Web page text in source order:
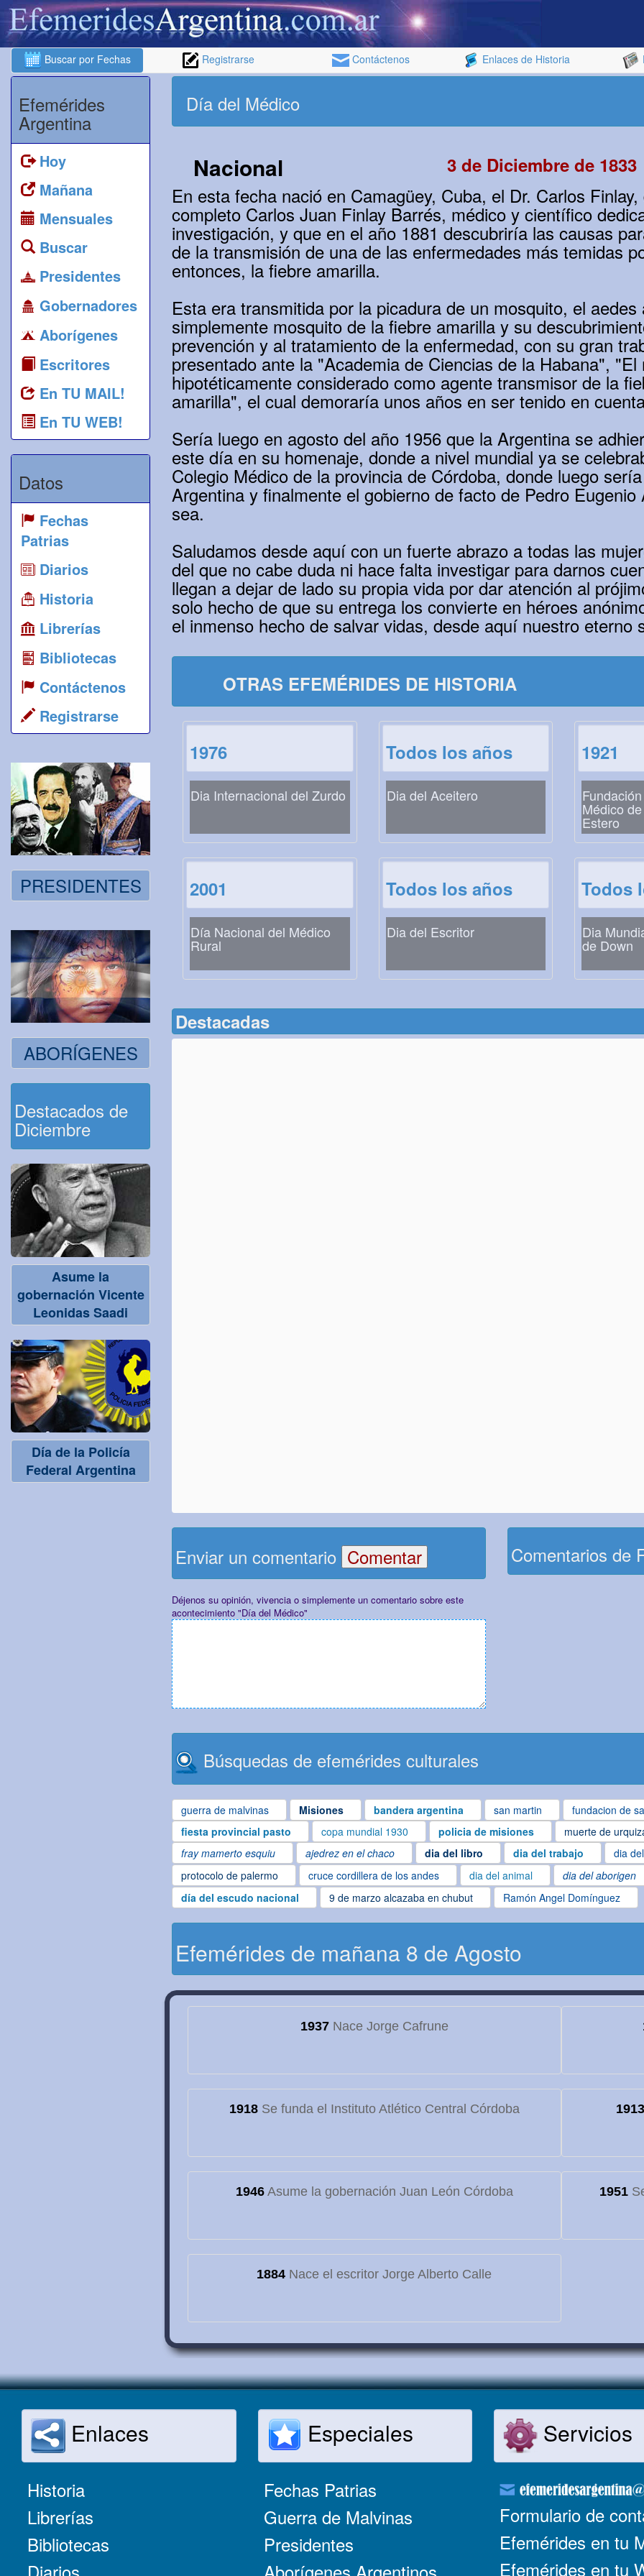
Buscar por Fechas Registrarse Contáctenos Enlaces de Historia
Efemérides
Argentina
Hoy
Mañana
Mensuales
Buscar
Presidentes
Gobernadores
Aborígenes
Escritores
En TU MAIL!
En TU WEB!
Datos
Fechas
Patrias
Diarios
Historia
Librerías
Bibliotecas
Contáctenos
Registrarse
PRESIDENTES
ABORÍGENES
Destacados de
Diciembre
Asume la
gobernación Vicente
Leonidas Saadi
Día de la Policía
Federal Argentina
Día del Médico
Nacional 3 de Diciembre de 1833
En esta fecha nació en Camagüey, Cuba, el Dr. Carlos
completo Carlos Juan Finlay Barrés, médico y científico
investigación, y que en el año 1881 descubriría las causas
de la transmisión de una de las enfermedades más temidas
entonces, la fiebre amarilla.
Esta era transmitida por la picadura de un mosquito, el aedes
simplemente mosquito de la fiebre amarilla y su
prevención y al tratamiento de la enfermedad, con su gran
presentado ante la "Academia de Ciencias de la Habana", "El
hipotéticamente considerado como agente transmisor de la
amarilla", el cual demoraría unos años en ser tenido en
Sería luego en agosto del año 1956 que la Argentina se
este día en su homenaje, donde a nivel mundial ya se
Colegio Médico de la provincia de Córdoba, donde luego
Argentina y finalmente el gobierno de facto de Pedro
sea.
Saludamos desde aquí con un fuerte abrazo a todas las
del que no cabe duda ni hace falta investigar para darnos
llegan a dejar de lado su propia vida por dar atención al
solo hecho de que su entrega los convierte en héroes
el inmenso hecho de salvar vidas, desde aquí nuestro
OTRAS EFEMÉRIDES DE HISTORIA
1976
Dia Internacional del Zurdo
Todos los años
Dia del Aceitero
1921
Médico
Estero
2001
Día Nacional del Médico
Rural
Todos los años
Dia del Escritor
Todos
Dia
de Down
Destacadas
Enviar un comentario
Déjenos su opinión, vivencia o simplemente un comentario sobre este
acontecimiento "Día del Médico"
Comentarios de
Búsquedas de efemérides culturales
guerra de malvinas Misiones bandera argentina san martin fundacion de
fiesta provincial pasto
copa mundial 1930 policia de misiones muerte de
fray mamerto esquiu
ajedrez en el chaco dia del libro dia del trabajo dia
protocolo de palermo
cruce cordillera de los andes dia del animal dia del aborigen
día del escudo nacional
9 de marzo alcazaba en chubut Ramón Angel Domínguez
Efemérides de mañana 8 de Agosto
1937Nace Jorge Cafrune
1918Se funda el Instituto Atlético Central Córdoba 1913
1946Asume la gobernación Juan León Córdoba 1951
1884 Nace el escritor Jorge Alberto Calle
Enlaces
Historia
Librerías
Bibliotecas
Especiales
Fechas Patrias
Guerra de Malvinas
Presidentes
Servicios
Formulario de
Efemérides en tu
Efemérides en tu